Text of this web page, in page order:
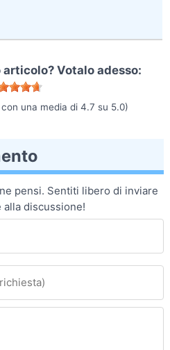
Votalo adesso:
una media di 4.7 su 5.0)
pensi. Sentiti libero di inviare
discussione!